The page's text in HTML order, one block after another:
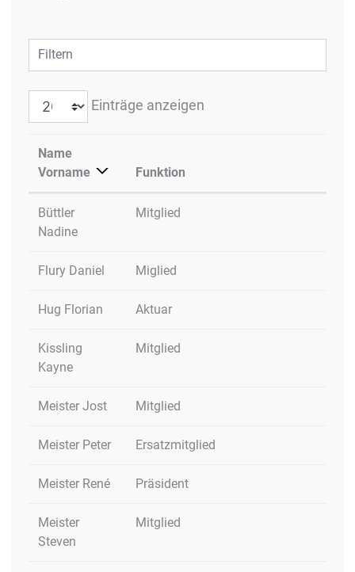
Filtern
Einträge anzeigen
Name
Vorname
Funktion
Büttler
Nadine
Mitglied
Flury Daniel Miglied
Hug Florian Aktuar
Kissling
Kayne
Mitglied
Meister Jost Mitglied
Meister Peter Ersatzmitglied
Meister René Präsident
Meister
Steven
Mitglied